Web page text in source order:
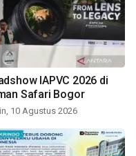
IAPVC 2026 di
Safari Bogor
10 Agustus 2026